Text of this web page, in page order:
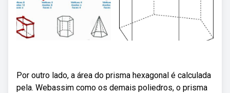
Por outro lado, a área do prisma hexagonal é calculada
pela. Webassim como os demais poliedros, o prisma